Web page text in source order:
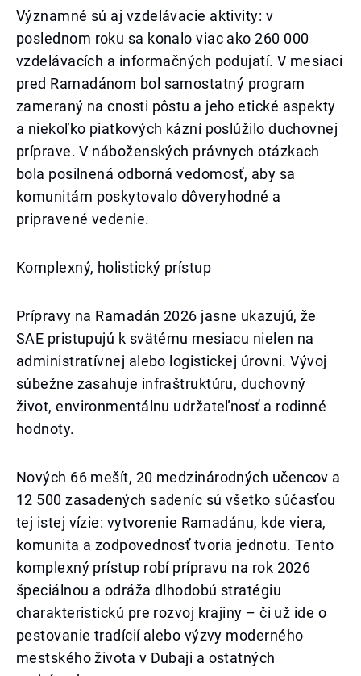
Významné sú aj vzdelávacie aktivity: v
poslednom roku sa konalo viac ako 260 000
vzdelávacích a informačných podujatí. V mesiaci
pred Ramadánom bol samostatný program
zameraný na cnosti pôstu a jeho etické aspekty
a niekoľko piatkových kázní poslúžilo duchovnej
príprave. V náboženských právnych otázkach
bola posilnená odborná vedomosť, aby sa
komunitám poskytovalo dôveryhodné a
pripravené vedenie.
Komplexný, holistický prístup
Prípravy na Ramadán 2026 jasne ukazujú, že
SAE pristupujú k svätému mesiacu nielen na
administratívnej alebo logistickej úrovni. Vývoj
súbežne zasahuje infraštruktúru, duchovný
život, environmentálnu udržateľnosť a rodinné
hodnoty.
Nových 66 mešít, 20 medzinárodných učencov a
12 500 zasadených sadeníc sú všetko súčasťou
tej istej vízie: vytvorenie Ramadánu, kde viera,
komunita a zodpovednosť tvoria jednotu. Tento
komplexný prístup robí prípravu na rok 2026
špeciálnou a odráža dlhodobú stratégiu
charakteristickú pre rozvoj krajiny – či už ide o
pestovanie tradícií alebo výzvy moderného
mestského života v Dubaji a ostatných